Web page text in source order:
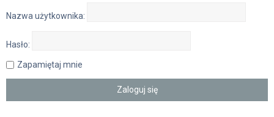
Nazwa użytkownika:
Hasło:
Zapamiętaj mnie